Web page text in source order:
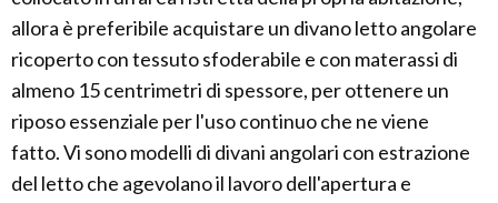
allora è preferibile acquistare un divano letto angolare
ricoperto con tessuto sfoderabile e con materassi di
almeno 15 centrimetri di spessore, per ottenere un
riposo essenziale per l'uso continuo che ne viene
fatto. Vi sono modelli di divani angolari con estrazione
del letto che agevolano il lavoro dell'apertura e